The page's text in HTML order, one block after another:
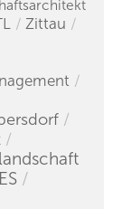
Zittau